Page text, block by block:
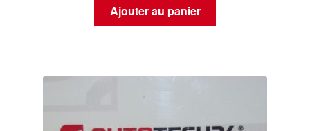
Ajouter au panier